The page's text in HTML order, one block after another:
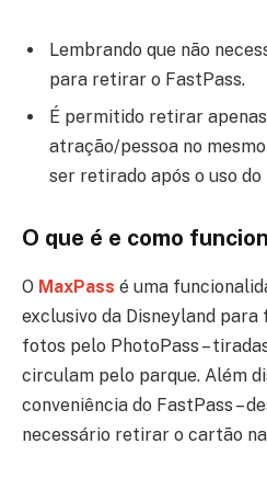
Lembrando que não
para retirar o FastPass.
É permitido retirar
atração/pessoa no
ser retirado após o uso
O que é e como
O MaxPass é uma
exclusivo da Disneyland para
fotos pelo PhotoPass –
circulam pelo parque. Além
conveniência do FastPass –
necessário retirar o cartão